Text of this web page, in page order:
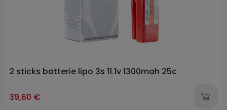
2 sticks batterie lipo 3s 11.1v 1300mah 25c
39,60 €